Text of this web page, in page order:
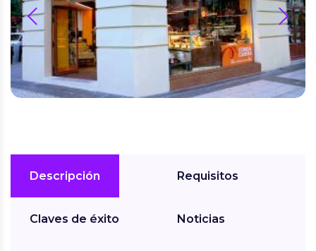
prev next
Descripción
Claves de éxito
Requisitos
Noticias